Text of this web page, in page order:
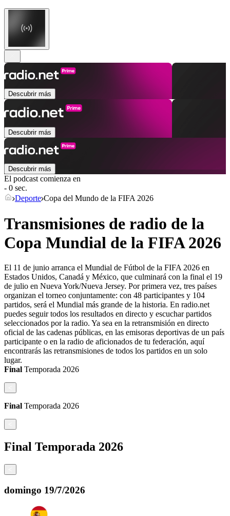
Descubrir más
Descubrir más
Descubrir más
El podcast comienza en
- 0 sec.
Deporte Copa del Mundo de la FIFA 2026
Transmisiones de radio de la
Copa Mundial de la FIFA 2026
El 11 de junio arranca el Mundial de Fútbol de la FIFA 2026 en
Estados Unidos, Canadá y México, que culminará con la final el 19
de julio en Nueva York/Nueva Jersey. Por primera vez, tres países
organizan el torneo conjuntamente: con 48 participantes y 104
partidos, será el Mundial más grande de la historia. En radio.net
puedes seguir todos los resultados en directo y escuchar partidos
seleccionados por la radio. Ya sea en la retransmisión en directo
oficial de las cadenas públicas, en las emisoras deportivas de un país
participante o en la radio de aficionados de tu federación, aquí
encontrarás las retransmisiones de todos los partidos en un solo
lugar.
Final Temporada 2026
Final Temporada 2026
Final Temporada 2026
domingo 19/7/2026